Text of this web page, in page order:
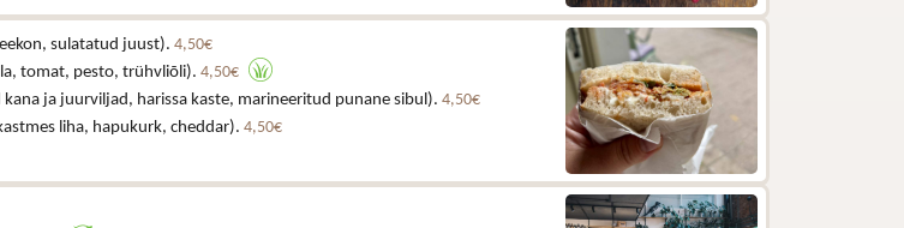
sulatatud juust). 4,50€
tomat, pesto, trühvliõli). 4,50€
ja juurviljad, harissa kaste, marineeritud punane sibul). 4,50€
liha, hapukurk, cheddar). 4,50€